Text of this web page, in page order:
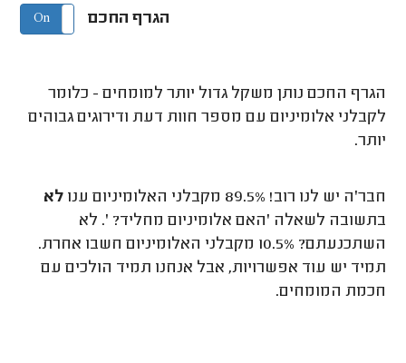
הגרף החכם On Off
הגרף החכם נותן משקל גדול יותר למומחים - כלומר
לקבלני אלומיניום עם מספר חוות דעת ודירוגים גבוהים
יותר.
חבר'ה יש לנו רוב! 89.5% מקבלני האלומיניום ענו
לא
בתשובה לשאלה 'האם אלומיניום מחליד? '. לא
השתכנעתם? 10.5% מקבלני האלומיניום חשבו אחרת.
תמיד יש עוד אפשרויות, אבל אנחנו תמיד הולכים עם
חכמת המומחים.